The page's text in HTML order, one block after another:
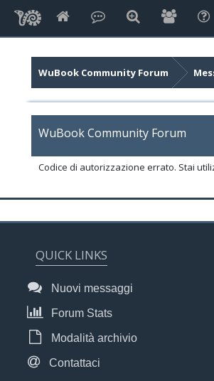
WuBook Community Forum
WuBook Community Forum
Codice di autorizzazione errato. Stai
QUICK LINKS
Nuovi messaggi
Forum Stats
Modalità archivio
Contattaci